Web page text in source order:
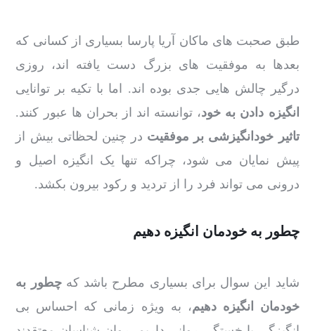
طبق صحبت های ماکان آریا پارسا بسیاری از کسانی که
بعدها به موفقیت های بزرگ دست یافته اند، روزی
درگیر چالش هایی جدی بوده اند. اما با تکیه بر توانایی
انگیزه دادن به خود، توانسته اند از بحران ها عبور کنند.
تاثیر خودانگیزشی بر موفقیت در چنین لحظاتی بیش از
پیش نمایان می شود، چراکه تنها یک انگیزه اصیل و
درونی می تواند فرد را از تردید و رکود بیرون بکشد.
چطور به خودمان انگیزه دهیم
شاید این سوال برای بسیاری مطرح باشد کهچطور به
خودمان انگیزه دهیم، به ویژه زمانی که احساس بی